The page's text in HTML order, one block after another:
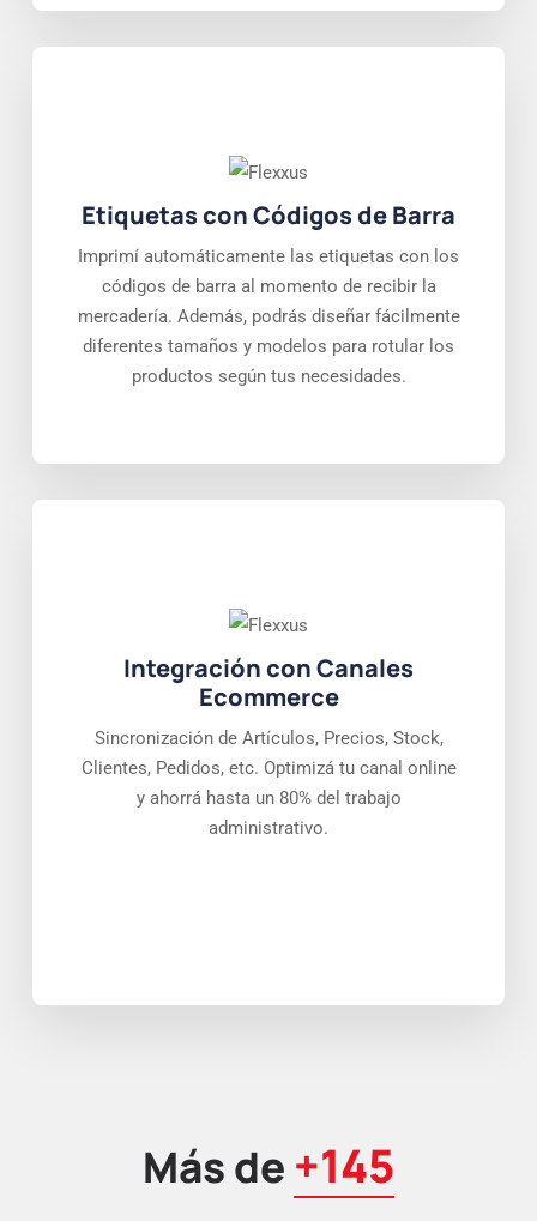
Etiquetas con Códigos de Barra
Imprimí automáticamente las etiquetas con los
códigos de barra al momento de recibir la
mercadería. Además, podrás diseñar fácilmente
diferentes tamaños y modelos para rotular los
productos según tus necesidades.
Integración con Canales
Ecommerce
Sincronización de Artículos, Precios, Stock,
Clientes, Pedidos, etc. Optimizá tu canal online
y ahorrá hasta un 80% del trabajo
administrativo.
Más de +145